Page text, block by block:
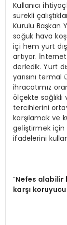
Kullanıcı
sürekli
Kurulu Başkan
soğuk hava
içi hem yurt
artıyor.
derledik. Yurt
yarısını
ihracatımız
ölçekte
tercihlerini
karşılamak ve
geliştirmek için
ifadelerini
“Nefes alabilir
karşı